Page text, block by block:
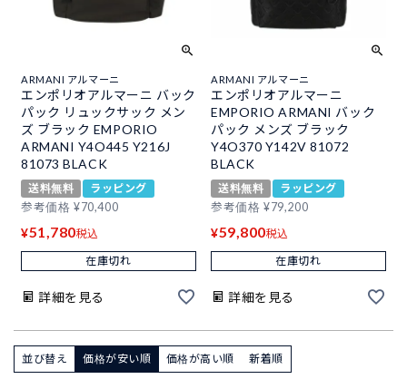
ARMANI アルマーニ
エンポリオアルマーニ バック
パック リュックサック メン
ズ ブラック EMPORIO
ARMANI Y4O445 Y216J
81073 BLACK
送料無料
ラッピング
参考価格 ¥70,400
¥51,780税込
在庫切れ
詳細を見る
ARMANI アルマーニ
エンポリオアルマーニ
EMPORIO ARMANI バック
パック メンズ ブラック
Y4O370 Y142V 81072
BLACK
送料無料
ラッピング
参考価格 ¥79,200
¥59,800税込
在庫切れ
詳細を見る
並び替え 価格が安い順 価格が高い順 新着順